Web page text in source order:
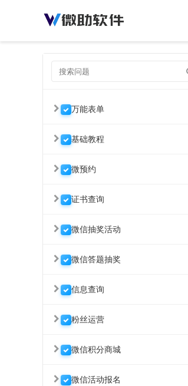
万能表单
基础教程
微预约
证书查询
微信抽奖活动
微信答题抽奖
信息查询
粉丝运营
微信积分商城
微信活动报名